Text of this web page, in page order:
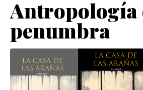
Antropología
penumbra